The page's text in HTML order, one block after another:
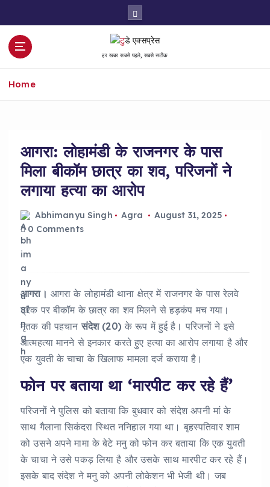
हर खबर सबसे पहले, सबसे सटीक
Home
आगरा: लोहामंडी के राजनगर के पास
मिला बीकॉम छात्र का शव, परिजनों ने
लगाया हत्या का आरोप
Abhimanyu Singh Agra
August 31, 2025
0 Comments
आगरा। आगरा के लोहामंडी थाना क्षेत्र में राजनगर के पास रेलवे
ट्रैक पर बीकॉम के छात्र का शव मिलने से हड़कंप मच गया।
मृतक की पहचानसंदेश(20) के रूप में हुई है। परिजनों ने इसे
आत्महत्या मानने से इनकार करते हुए हत्या का आरोप लगाया है और
एक युवती के चाचा के खिलाफ मामला दर्ज कराया है।
फोन पर बताया था ‘मारपीट कर रहे हैं’
परिजनों ने पुलिस को बताया कि बुधवार को संदेश अपनी मां के
साथ गैलाना सिकंदरा स्थित ननिहाल गया था। बृहस्पतिवार शाम
को उसने अपने मामा के बेटे मनु को फोन कर बताया कि एक युवती
के चाचा ने उसे पकड़ लिया है और उसके साथ मारपीट कर रहे हैं।
इसके बाद संदेश ने मनु को अपनी लोकेशन भी भेजी थी। जब